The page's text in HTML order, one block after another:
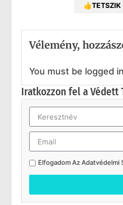
👍TETSZIK
Vélemény,
You must be logged
Iratkozzon fel a Védett
Elfogadom AzAdatvédelmi